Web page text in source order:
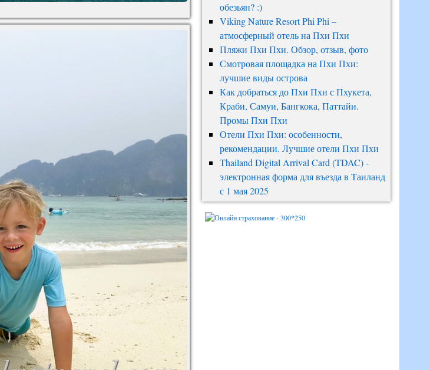
обезьян? :)
Viking Nature Resort Phi Phi –
атмосферный отель на Пхи Пхи
Пляжи Пхи Пхи. Обзор, отзыв, фото
Смотровая площадка на Пхи Пхи:
лучшие виды острова
Как добраться до Пхи Пхи с Пхукета,
Краби, Самуи, Бангкока, Паттайи.
Промы Пхи Пхи
Отели Пхи Пхи: особенности,
рекомендации. Лучшие отели Пхи Пхи
Thailand Digital Arrival Card (TDAC) -
электронная форма для въезда в Таиланд
с 1 мая 2025